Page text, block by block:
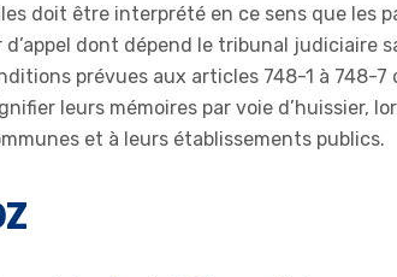
doit être interprété en ce sens que les
dont dépend le tribunal
prévues aux articles 748-1 à 748-
leurs mémoires par voie d’huissier,
et à leurs établissements publics.